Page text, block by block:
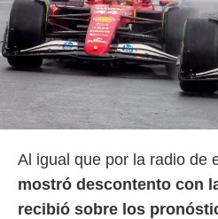
como
este sitio
IP
de
traten tus
a lo que
su
Al igual que por la radio de
mostró descontento con
recibió sobre los